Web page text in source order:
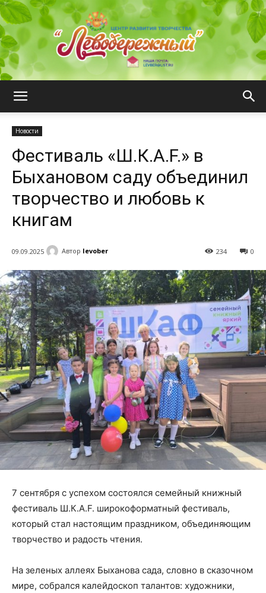
"Левобережный"
Новости
Фестиваль «Ш.К.А.F.» в
Быхановом саду объединил
творчество и любовь к
книгам
09.09.2025 Автор levober 0
234
7 сентября с успехом состоялся семейный книжный
фестиваль Ш.К.А.F. широкоформатный фестиваль,
который стал настоящим праздником, объединяющим
творчество и радость чтения.
На зеленых аллеях Быханова сада, словно в сказочном
мире, собрался калейдоскоп талантов: художники,